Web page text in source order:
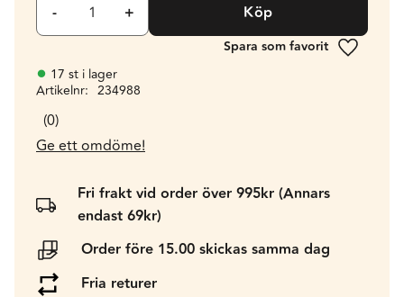
+
- Köp
Lägg till
17 st i lager
Artikelnr
234988
0
Ge ett omdöme!
Fri frakt vid order över 995kr (Annars
endast 69kr)
Order före 15.00 skickas samma dag
Fria returer